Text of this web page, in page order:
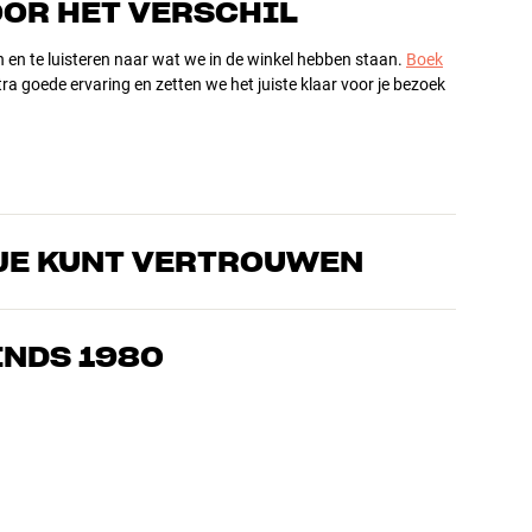
HET VERSCHIL
te luisteren naar wat we in de winkel hebben staan. Boek
goede ervaring en zetten we het juiste klaar voor je bezoek
KUNT VERTROUWEN
de producten door en door kennen en gepassioneerd zijn
budget
1980